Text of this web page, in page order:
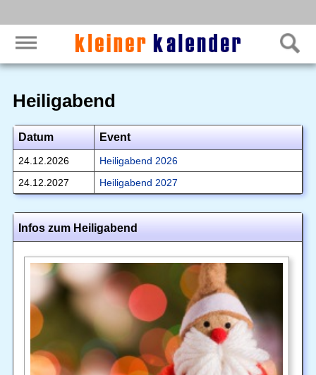
Heiligabend
Datum Event
24.12.2026
Heiligabend 2026
24.12.2027
Heiligabend 2027
Infos zum Heiligabend